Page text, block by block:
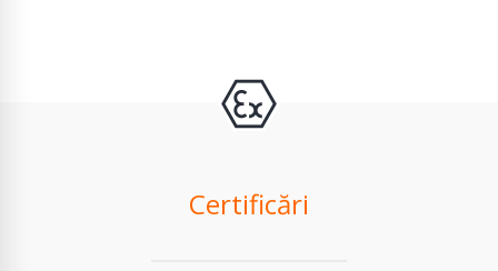
Certificări